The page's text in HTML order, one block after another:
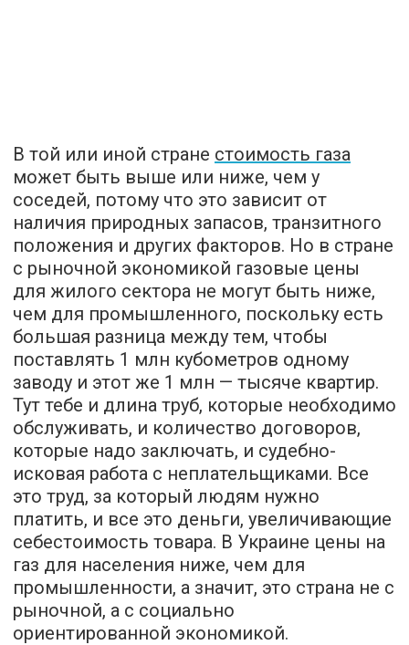
В той или иной стране стоимость газа
может быть выше или ниже, чем у
соседей, потому что это зависит от
наличия природных запасов, транзитного
положения и других факторов. Но в стране
с рыночной экономикой газовые цены
для жилого сектора не могут быть ниже,
чем для промышленного, поскольку есть
большая разница между тем, чтобы
поставлять 1 млн кубометров одному
заводу и этот же 1 млн — тысяче квартир.
Тут тебе и длина труб, которые необходимо
обслуживать, и количество договоров,
которые надо заключать, и судебно-
исковая работа с неплательщиками. Все
это труд, за который людям нужно
платить, и все это деньги, увеличивающие
себестоимость товара. В Украине цены на
газ для населения ниже, чем для
промышленности, а значит, это страна не с
рыночной, а с социально
ориентированной экономикой.